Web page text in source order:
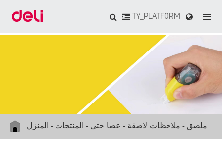
TY_PLATFORM
المنزل المنتجات عصا حتى ملاحظات لاصقة ملصق